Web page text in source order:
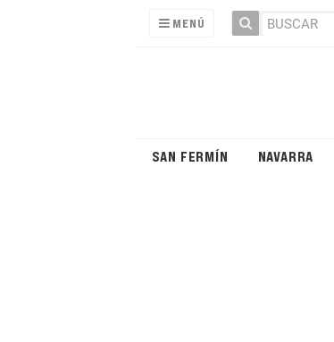
MENÚ
SAN FERMÍN NAVARRA